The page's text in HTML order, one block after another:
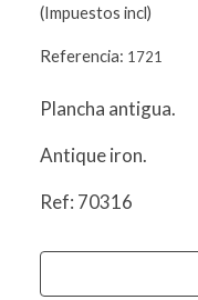
(Impuestos incl)
Referencia: 1721
Plancha antigua.
Antique iron.
Ref: 70316